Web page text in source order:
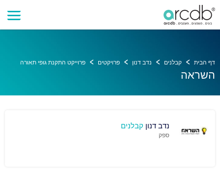
דף הבית קבלנים נדב דנון פרויקטים פרוייקט התקנת גופי תאורה
השראה
נדב דנון קבלנים
ספק